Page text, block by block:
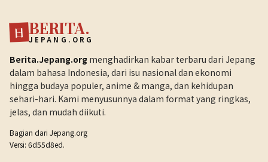
日 BERITA.
JEPANG.ORG
Berita.Jepang.org menghadirkan kabar terbaru dari Jepang
dalam bahasa Indonesia, dari isu nasional dan ekonomi
hingga budaya populer, anime & manga, dan kehidupan
sehari-hari. Kami menyusunnya dalam format yang ringkas,
jelas, dan mudah diikuti.
Bagian dari Jepang.org
Versi: 6d55d8ed.